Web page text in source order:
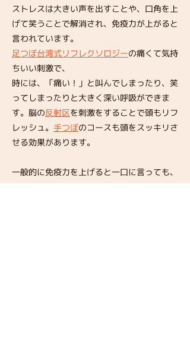
ストレスは大きい声を出すことや、口角を上
げて笑うことで解消され、免疫力が上がると
言われています。
足つぼ台湾式リフレクソロジーの痛くて気持
ちいい刺激で、
時には、「痛い！」と叫んでしまったり、笑
ってしまったりと大きく深い呼吸ができま
す。脳の反射区を刺激をすることで頭もリフ
レッシュ。 手つぼのコースも頭をスッキリさ
せる効果があります。
一般的に免疫力を上げると一口に言っても、
一度にこれだけ効率よく叶うのは、足つぼ台